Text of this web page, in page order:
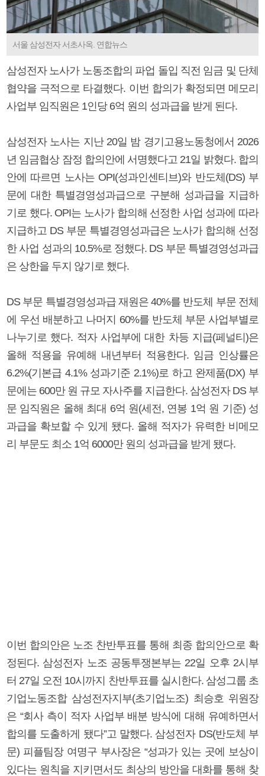
서울 삼성전자 서초사옥. 연합뉴스
삼성전자 노사가 노동조합의 파업 돌입 직전 임금 및 단체
협약을 극적으로 타결했다. 이번 합의가 확정되면 메모리
사업부 임직원은 1인당 6억 원의 성과급을 받게 된다.
삼성전자 노사는 지난 20일 밤 경기고용노동청에서 2026
년 임금협상 잠정 합의안에 서명했다고 21일 밝혔다. 합의
안에 따르면 노사는 OPI(성과인센티브)와 반도체(DS) 부
문에 대한 특별경영성과급으로 구분해 성과급을 지급하
기로 했다. OPI는 노사가 합의해 선정한 사업 성과에 따라
지급하고 DS 부문 특별경영성과급은 노사가 합의해 선정
한 사업 성과의 10.5%로 정했다. DS 부문 특별경영성과급
은 상한을 두지 않기로 했다.
DS 부문 특별경영성과급 재원은 40%를 반도체 부문 전체
에 우선 배분하고 나머지 60%를 반도체 부문 사업부별로
나누기로 했다. 적자 사업부에 대한 차등 지급(페널티)은
올해 적용을 유예해 내년부터 적용한다. 임금 인상률은
6.2%(기본급 4.1% 성과기준 2.1%)로 하고 완제품(DX) 부
문에는 600만 원 규모 자사주를 지급한다. 삼성전자 DS 부
문 임직원은 올해 최대 6억 원(세전, 연봉 1억 원 기준) 성
과급을 확보할 수 있게 됐다. 올해 적자가 유력한 비메모
리 부문도 최소 1억 6000만 원의 성과급을 받게 됐다.
이번 합의안은 노조 찬반투표를 통해 최종 합의안으로 확
정된다. 삼성전자 노조 공동투쟁본부는 22일 오후 2시부
터 27일 오전 10시까지 찬반투표를 실시한다. 삼성그룹 초
기업노동조합 삼성전자지부(초기업노조) 최승호 위원장
은 “회사 측이 적자 사업부 배분 방식에 대해 유예하면서
합의를 도출하게 됐다”고 말했다. 삼성전자 DS(반도체 부
문) 피플팀장 여명구 부사장은 “성과가 있는 곳에 보상이
있다는 원칙을 지키면서도 최상의 방안을 대화를 통해 찾